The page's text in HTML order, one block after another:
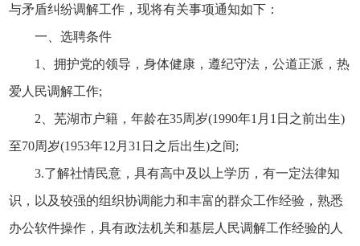
与矛盾纠纷调解工作，现将有关事项通知如下：
一、选聘条件
1、拥护党的领导，身体健康，遵纪守法，公道正派，热
爱人民调解工作;
2、芜湖市户籍，年龄在35周岁(1990年1月1日之前出生)
至70周岁(1953年12月31日之后出生)之间;
3.了解社情民意，具有高中及以上学历，有一定法律知
识，以及较强的组织协调能力和丰富的群众工作经验，熟悉
办公软件操作，具有政法机关和基层人民调解工作经验的人